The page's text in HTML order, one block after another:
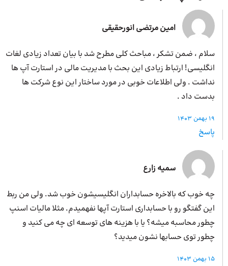
امین مرتضی انورحقیقی
سلام ، ضمن تشکر ، مباحث کلی مطرح شد با بیان تعداد زیادی لغات
انگلیسی! ارتباط زیادی این بحث با مدیریت مالی در استارت آپ ها
نداشت . ولی اطلاعات خوبی در مورد ساختار این نوع شرکت ها
بدست داد .
19 بهمن 1403
پاسخ
سمیه زارع
چه خوب که بالاخره حسابداران انگلیسیشون خوب شد. ولی من ربط
این گفتگو رو با حسابداری استارت آپها نفهمیدم. مثلا مالیات اسنپ
چطور محاسبه میشه؟ یا با هزینه های توسعه ای چه می کنید و
چطور توی حسابها نشون میدید؟
15 بهمن 1403